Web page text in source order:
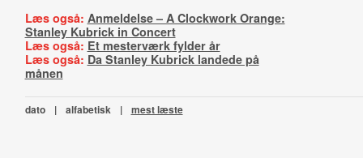
Læs også: Anmeldelse – A Clockwork Orange:
Stanley Kubrick in Concert
Læs også: Et mesterværk fylder år
Læs også: Da Stanley Kubrick landede på
månen
dato | alfabetisk | mest læste